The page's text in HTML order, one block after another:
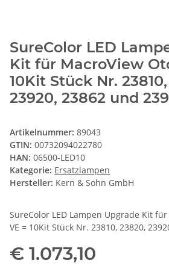
SureColor LED
Kit für MacroView
10Kit Stück Nr.
23920, 23862 und
Artikelnummer: 89043
GTIN: 00732094022780
HAN: 06500-LED10
Kategorie: Ersatzlampen
Hersteller: Kern & Sohn GmbH
SureColor LED Lampen Upgrade Kit
VE = 10Kit Stück Nr. 23810, 23820,
€ 1.073,10